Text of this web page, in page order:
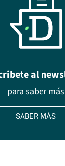
al
para saber más
SABER MÁS